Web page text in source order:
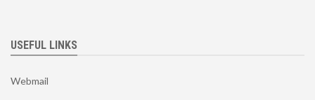
USEFUL LINKS
Webmail